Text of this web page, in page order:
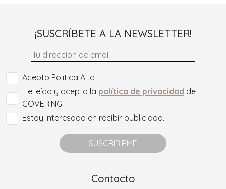
¡SUSCRÍBETE A LA NEWSLETTER!
Acepto Politica Alta
He leído y acepto la política de privacidad de
COVERING.
Estoy interesado en recibir publicidad.
¡SUSCRIBIRME!
Contacto